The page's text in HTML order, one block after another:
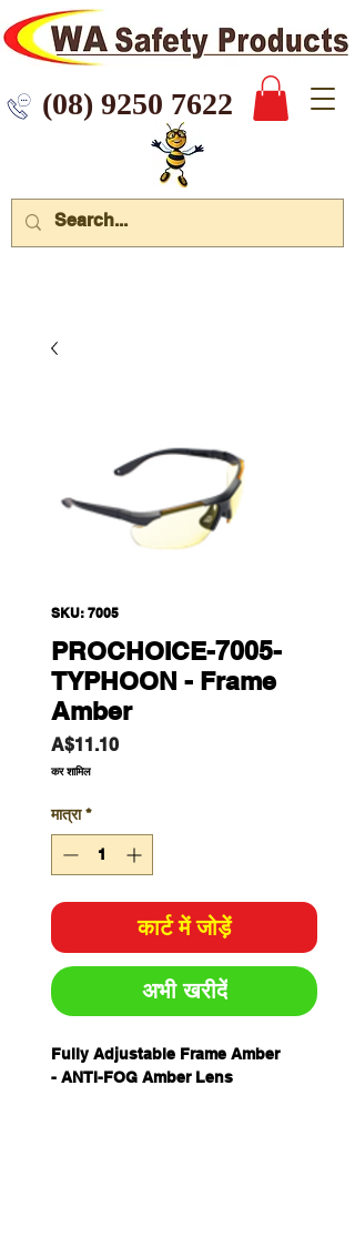
7622
SKU: 7005
PROCHOICE-7005-
TYPHOON - Frame
Amber
A$11.10मूल्य
कर शामिल
मात्रा *
कार्ट में जोड़ें
अभी खरीदें
Fully Adjustable Frame Amber
- ANTI-FOG Amber Lens